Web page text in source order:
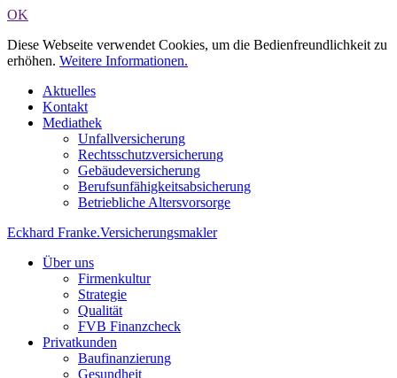
OK
Diese Webseite verwendet Cookies, um die Bedienfreundlichkeit zu
erhöhen. Weitere Informationen.
Aktuelles
Kontakt
Mediathek
Unfallversicherung
Rechtsschutzversicherung
Gebäudeversicherung
Berufsunfähigkeitsabsicherung
Betriebliche Altersvorsorge
Eckhard Franke.Versicherungsmakler
Über uns
Firmenkultur
Strategie
Qualität
FVB Finanzcheck
Privatkunden
Baufinanzierung
Gesundheit